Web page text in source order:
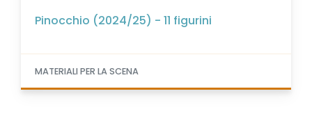
Pinocchio (2024/25) - 11 figurini
MATERIALI PER LA SCENA